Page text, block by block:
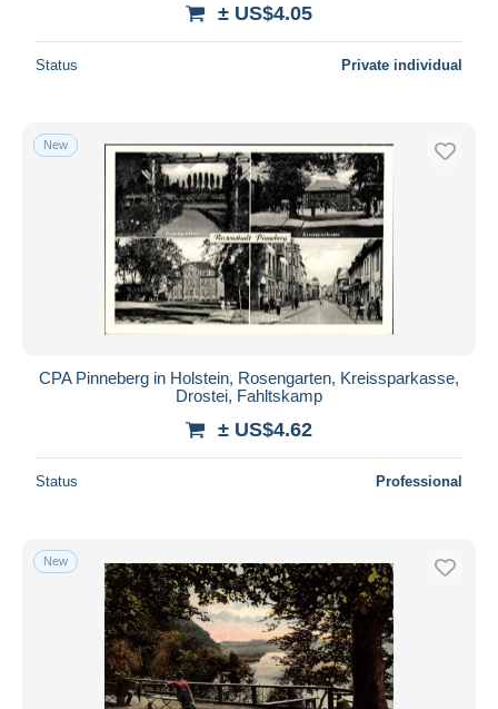
± US$4.05
Status Private individual
New
CPA Pinneberg in Holstein, Rosengarten, Kreissparkasse,
Drostei, Fahltskamp
± US$4.62
Status Professional
New